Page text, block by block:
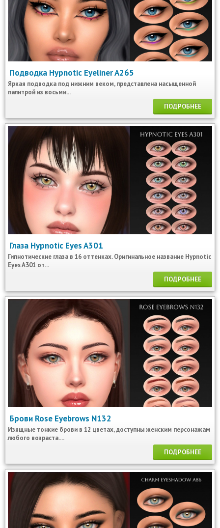
Подводка Hypnotic Eyeliner A265
Яркая подводка под нижним веком, представлена насыщенной
палитрой из восьми...
ПОДРОБНЕЕ
Глаза Hypnotic Eyes A301
Гипнотические глаза в 16 оттенках. Оригинальное название Hypnotic
Eyes A301 от...
ПОДРОБНЕЕ
Брови Rose Eyebrows N132
Изящные тонкие брови в 12 цветах, доступны женским персонажам
любого возраста....
ПОДРОБНЕЕ